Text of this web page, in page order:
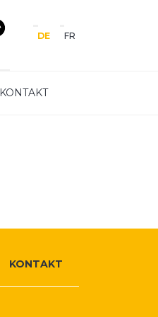
Sprache
DE FR
KONTAKT
KONTAKT